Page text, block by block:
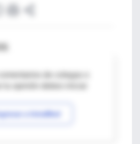
de colegas o
a IntraMed